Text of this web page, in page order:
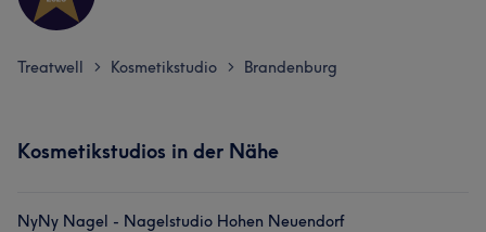
Treatwell > Kosmetikstudio > Brandenburg
Kosmetikstudios in der Nähe
NyNy Nagel - Nagelstudio Hohen Neuendorf